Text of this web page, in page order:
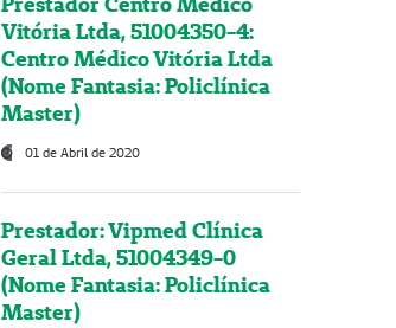
Vitória Ltda, 51004350-4:
Centro Médico Vitória Ltda
(Nome Fantasia: Policlínica
Master)
01 de Abril de 2020
Prestador: Vipmed Clínica
Geral Ltda, 51004349-0
(Nome Fantasia: Policlínica
Master)